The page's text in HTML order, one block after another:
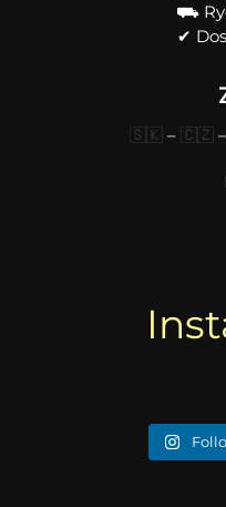
⛟
✔︎
🇸🇰 – 🇨🇿 –